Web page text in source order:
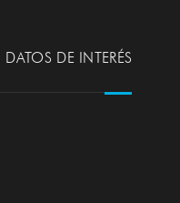
DATOS DE INTERÉS